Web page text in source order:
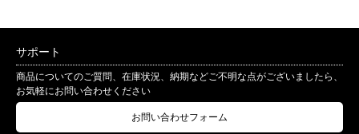
サポート
商品についてのご質問、在庫状況、納期などご不明な点がございましたら、
お気軽にお問い合わせください
お問い合わせフォーム